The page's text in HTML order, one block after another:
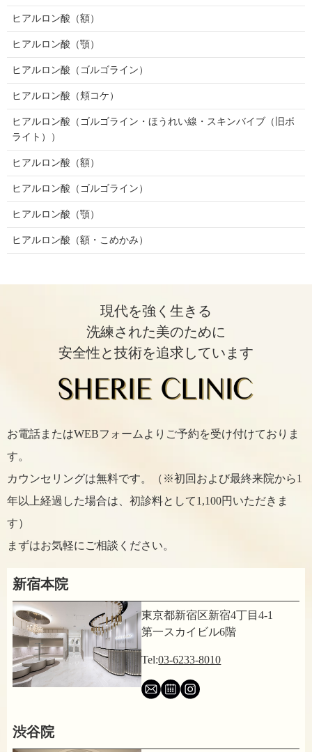
ヒアルロン酸（額）
ヒアルロン酸（顎）
ヒアルロン酸（ゴルゴライン）
ヒアルロン酸（頬コケ）
ヒアルロン酸（ゴルゴライン・ほうれい線・スキンバイブ（旧ボ
ライト））
ヒアルロン酸（額）
ヒアルロン酸（ゴルゴライン）
ヒアルロン酸（顎）
ヒアルロン酸（額・こめかみ）
現代を強く生きる
洗練された美のために
安全性と技術を追求しています
お電話またはWEBフォームよりご予約を受け付けておりま
す。
カウンセリングは無料です。（※初回および最終来院から1
年以上経過した場合は、初診料として1,100円いただきま
す）
まずはお気軽にご相談ください。
新宿本院
東京都新宿区新宿4丁目4-1
第一スカイビル6階
Tel:03-6233-8010
渋谷院